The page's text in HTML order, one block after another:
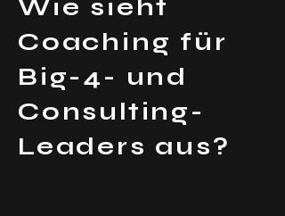
Wie sieht
Coaching für
Big-4- und
Consulting-
Leaders aus?